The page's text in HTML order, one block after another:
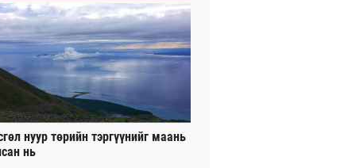
нуур төрийн тэргүүнийг маань
нь